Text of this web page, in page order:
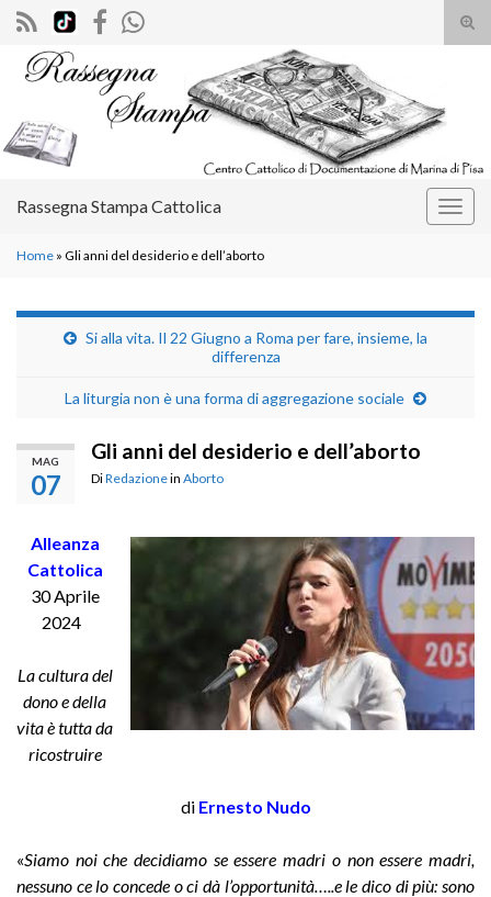
il
Search for:
Rassegna Stampa Cattolica
Home » Gli anni del desiderio e dell’aborto
Si alla vita. Il 22 Giugno a Roma per fare, insieme, la
differenza
La liturgia non è una forma di aggregazione sociale
MAG
07
Gli anni del desiderio e dell’aborto
DiRedazionein Aborto
Alleanza
Cattolica
30 Aprile
2024
La cultura del
dono e della
vita è tutta da
ricostruire
di Ernesto Nudo
«Siamo noi che decidiamo se essere madri o non essere madri,
nessuno ce lo concede o ci dà l’opportunità…..e le dico di più: sono